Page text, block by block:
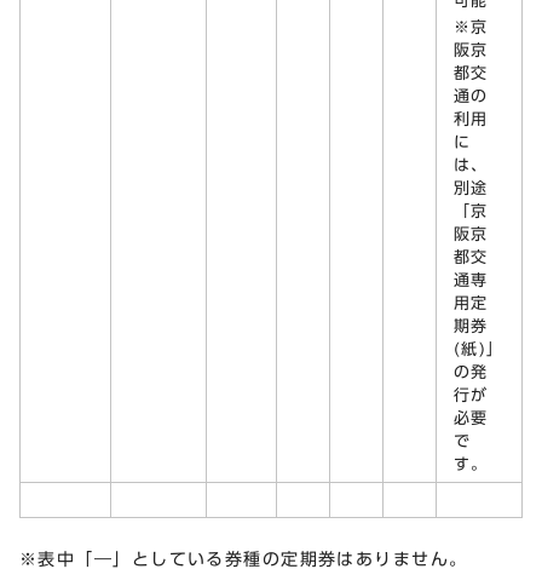
※京
阪京
都交
通の
利用
に
は、
別途
「京
阪京
都交
通専
用定
期券
(紙)」
の発
行が
必要
で
す。
※表中「―」としている券種の定期券はありません。